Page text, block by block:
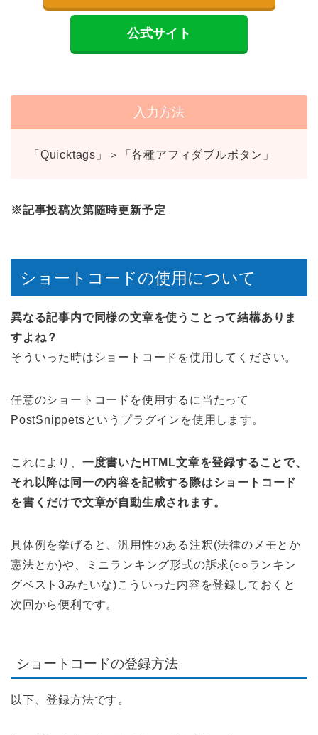
公式サイト
入力方法
「Quicktags」＞「各種アフィダブルボタン」
※記事投稿次第随時更新予定
ショートコードの使用について
異なる記事内で同様の文章を使うことって結構ありま
すよね？
そういった時はショートコードを使用してください。
任意のショートコードを使用するに当たって
PostSnippetsというプラグインを使用します。
これにより、 一度書いたHTML文章を登録することで、
それ以降は同一の内容を記載する際はショートコード
を書くだけで文章が自動生成されます。
具体例を挙げると、汎用性のある注釈(法律のメモとか
憲法とか)や、ミニランキング形式の訴求(○○ランキン
グベスト3みたいな)こういった内容を登録しておくと
次回から便利です。
ショートコードの登録方法
以下、登録方法です。